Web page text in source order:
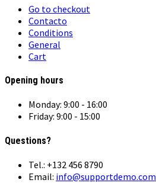
Go to checkout
Contacto
Conditions
General
Cart
Opening hours
Monday: 9:00 - 16:00
Friday: 9:00 - 15:00
Questions?
Tel.: +132 456 8790
Email: info@supportdemo.com